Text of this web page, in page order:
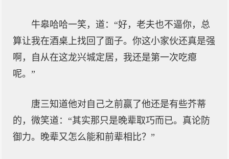
牛皋哈哈一笑，道：“好，老夫也不逼你，总
算让我在酒桌上找回了面子。你这小家伙还真是强
啊，自从在这龙兴城定居，我还是第一次吃瘪
呢。”
唐三知道他对自己之前赢了他还是有些芥蒂
的，微笑道：“其实那只是晚辈取巧而已。真论防
御力。晚辈又怎么能和前辈相比？”